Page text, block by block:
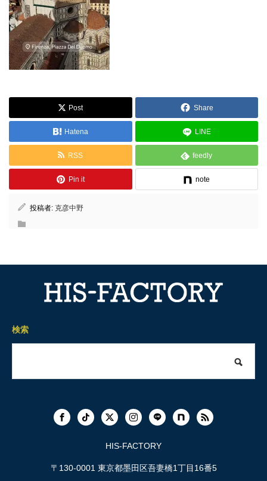
Post Share
Hatena LINE
RSS feedly
Pin it note
投稿者: 克彦中野
検索
HIS-FACTORY
〒130-0001 東京都墨田区吾妻橋1丁目16番5